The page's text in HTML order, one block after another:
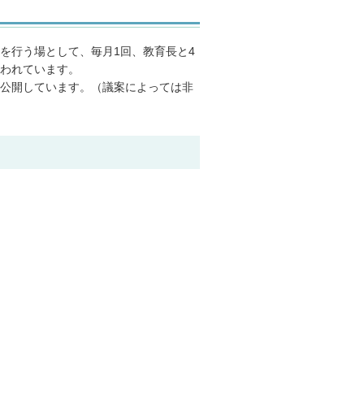
行う場として、毎月1回、教育長と4
れています。
開しています。（議案によっては非